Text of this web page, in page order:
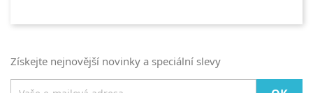
Získejte nejnovější novinky a speciální slevy